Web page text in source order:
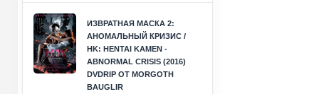
ИЗВРАТНАЯ МАСКА 2:
АНОМАЛЬНЫЙ КРИЗИС /
HK: HENTAI KAMEN -
ABNORMAL CRISIS (2016)
DVDRIP ОТ MORGOTH
BAUGLIR